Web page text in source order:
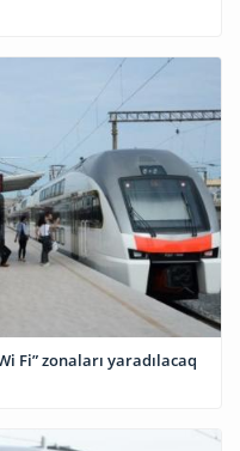
Fi” zonaları yaradılacaq